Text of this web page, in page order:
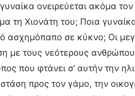
ονειρεύεται ακόμα
τη Χιονάτη του; Ποια
σε κύκνο; Οι
με τους νεότερους
που φτάνει σ’ αυτήν την
προς τον γάμο, την